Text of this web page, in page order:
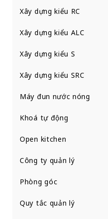
Xây dựng kiểu RC
Xây dựng kiểu ALC
Xây dựng kiểu S
Xây dựng kiểu SRC
Máy đun nước nóng
Khoá tự động
Open kitchen
Công ty quản lý
Phòng góc
Quy tắc quản lý